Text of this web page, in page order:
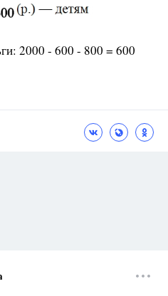
2000 - 600 - 800 = 600